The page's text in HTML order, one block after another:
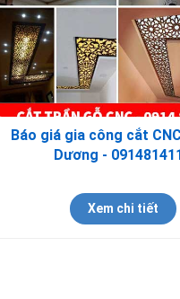
Báo giá gia công cắt
Dương -
Xem chi tiết